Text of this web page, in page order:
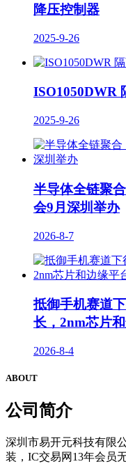
降压控制器
2025-9-26
​ISO1050DWR
2025-9-26
半导体全链聚
会9月深圳举办
2026-8-7
抵御手机赛道
长，2nm芯片
2026-8-4
ABOUT
公司 简介
深圳市易开元科技有限
装，IC交易网13年会员